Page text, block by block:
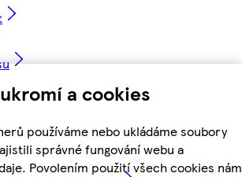
a cookies
používáme nebo ukládáme soubory
správné fungování webu a
Povolením použití všech cookies nám